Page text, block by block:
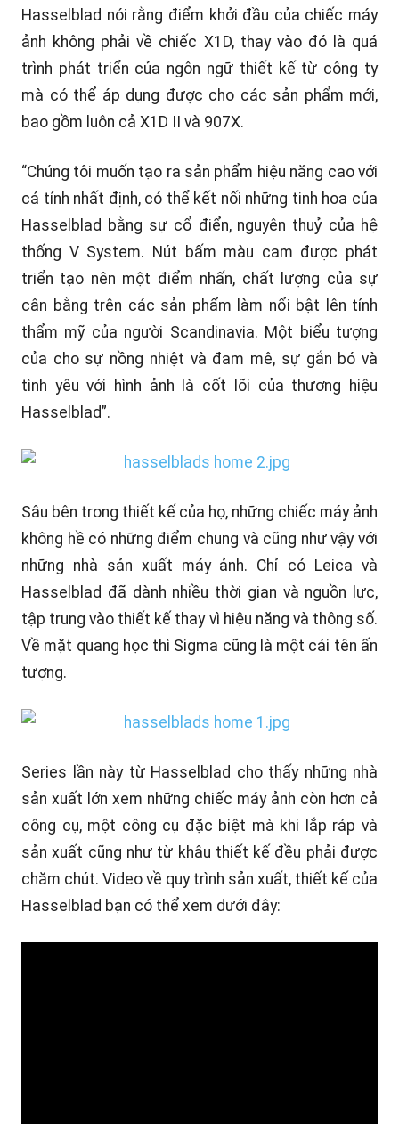
Hasselblad nói rằng điểm khởi đầu của chiếc máy
ảnh không phải về chiếc X1D, thay vào đó là quá
trình phát triển của ngôn ngữ thiết kế từ công ty
mà có thể áp dụng được cho các sản phẩm mới,
bao gồm luôn cả X1D II và 907X.
“Chúng tôi muốn tạo ra sản phẩm hiệu năng cao với
cá tính nhất định, có thể kết nối những tinh hoa của
Hasselblad bằng sự cổ điển, nguyên thuỷ của hệ
thống V System. Nút bấm màu cam được phát
triển tạo nên một điểm nhấn, chất lượng của sự
cân bằng trên các sản phẩm làm nổi bật lên tính
thẩm mỹ của người Scandinavia. Một biểu tượng
của cho sự nồng nhiệt và đam mê, sự gắn bó và
tình yêu với hình ảnh là cốt lõi của thương hiệu
Hasselblad”.
Sâu bên trong thiết kế của họ, những chiếc máy ảnh
không hề có những điểm chung và cũng như vậy với
những nhà sản xuất máy ảnh. Chỉ có Leica và
Hasselblad đã dành nhiều thời gian và nguồn lực,
tập trung vào thiết kế thay vì hiệu năng và thông số.
Về mặt quang học thì Sigma cũng là một cái tên ấn
tượng.
Series lần này từ Hasselblad cho thấy những nhà
sản xuất lớn xem những chiếc máy ảnh còn hơn cả
công cụ, một công cụ đặc biệt mà khi lắp ráp và
sản xuất cũng như từ khâu thiết kế đều phải được
chăm chút. Video về quy trình sản xuất, thiết kế của
Hasselblad bạn có thể xem dưới đây: